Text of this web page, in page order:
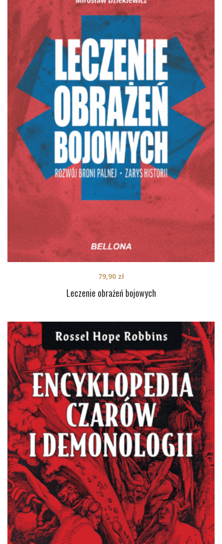
Leczenie obrażeń bojowych
79,90 zł